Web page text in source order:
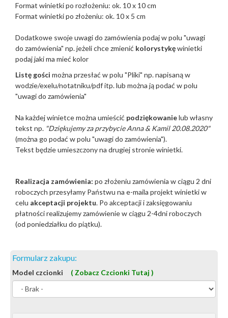
Format winietki po rozłożeniu: ok. 10 x 10 cm
Format winietki po złożeniu: ok. 10 x 5 cm
Dodatkowe swoje uwagi do zamówienia podaj w polu "uwagi
do zamówienia" np. jeżeli chce zmienić kolorystykęwinietki
podaj jaki ma mieć kolor
Listę gości można przesłać w polu "Pliki" np. napisaną w
wodzie/exelu/notatniku/pdf itp. lub można ją podać w polu
"uwagi do zamówienia"
Na każdej winietce można umieścić podziękowanielub własny
tekst np. "Dziękujemy za przybycie Anna & Kamil 20.08.2020"
(można go podać w polu "uwagi do zamówienia").
Tekst będzie umieszczony na drugiej stronie winietki.
Realizacja zamówienia: po złożeniu zamówienia w ciągu 2 dni
roboczych przesyłamy Państwu na e-maila projekt winietki w
celu akceptacji projektu. Po akceptacji i zaksięgowaniu
płatności realizujemy zamówienie w ciągu 2-4dni roboczych
(od poniedziałku do piątku).
Formularz zakupu:
Model czcionki ( Zobacz Czcionki Tutaj )